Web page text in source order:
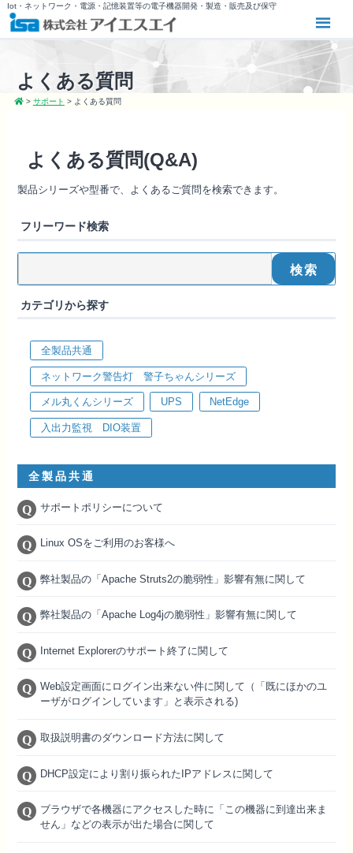
Iot・ネットワーク・電源・記憶装置等の電子機器開発・製造・販売及び保守
よくある質問
> サポート > よくある質問
よくある質問(Q&A)
製品シリーズや型番で、よくあるご質問を検索できます。
フリーワード検索
カテゴリから探す
全製品共通
ネットワーク警告灯 警子ちゃんシリーズ
メル丸くんシリーズ UPS NetEdge
入出力監視 DIO装置
全製品共通
サポートポリシーについて
Linux OSをご利用のお客様へ
弊社製品の「Apache Struts2の脆弱性」影響有無に関して
弊社製品の「Apache Log4jの脆弱性」影響有無に関して
Internet Explorerのサポート終了に関して
Web設定画面にログイン出来ない件に関して（「既にほかのユ
ーザがログインしています」と表示される)
取扱説明書のダウンロード方法に関して
DHCP設定により割り振られたIPアドレスに関して
ブラウザで各機器にアクセスした時に「この機器に到達出来ま
せん」などの表示が出た場合に関して